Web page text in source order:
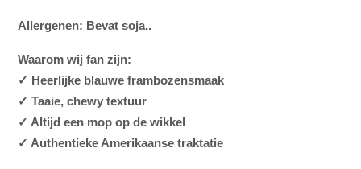
Allergenen: Bevat soja..
Waarom wij fan zijn:
✓ Heerlijke blauwe frambozensmaak
✓ Taaie, chewy textuur
✓ Altijd een mop op de wikkel
✓ Authentieke Amerikaanse traktatie